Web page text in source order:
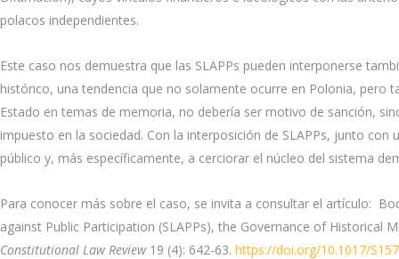
polacos independientes.
Este caso nos demuestra que las SLAPPs pueden interponerse
histórico, una tendencia que no solamente ocurre en Polonia, pero
Estado en temas de memoria, no debería ser motivo de sanción,
impuesto en la sociedad. Con la interposición de SLAPPs, junto
público y, más específicamente, a cerciorar el núcleo del sistema
Para conocer más sobre el caso, se invita a consultar el artículo:
against Public Participation (SLAPPs), the Governance of Historical
Constitutional Law Review19 (4): 642-63. https://doi.org/10.1017/